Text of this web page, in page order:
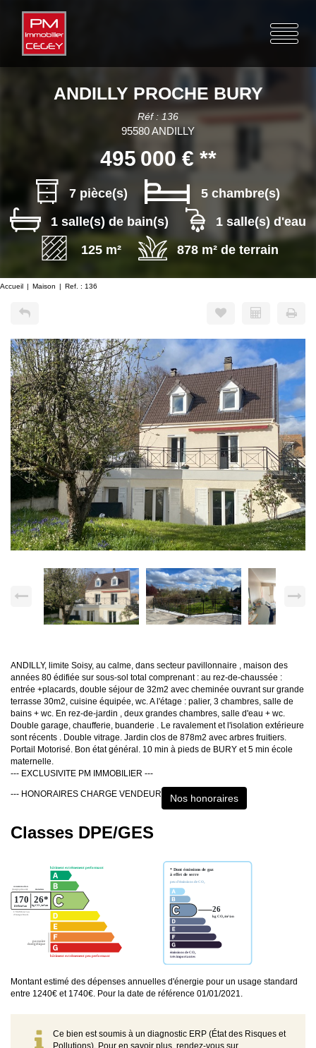
ANDILLY PROCHE BURY
Réf : 136
95580 ANDILLY
495 000 € **
7 pièce(s)
5 chambre(s)
1 salle(s) de bain(s)
1 salle(s) d'eau
125 m²
878 m² de terrain
Accueil Maison Ref. : 136
ANDILLY, limite Soisy, au calme, dans secteur pavillonnaire , maison des
années 80 édifiée sur sous-sol total comprenant : au rez-de-chaussée :
entrée +placards, double séjour de 32m2 avec cheminée ouvrant sur grande
terrasse 30m2, cuisine équipée, wc. A l'étage : palier, 3 chambres, salle de
bains + wc. En rez-de-jardin , deux grandes chambres, salle d'eau + wc.
Double garage, chaufferie, buanderie . Le ravalement et l'isolation extérieure
sont récents . Double vitrage. Jardin clos de 878m2 avec arbres fruitiers.
Portail Motorisé. Bon état général. 10 min à pieds de BURY et 5 min école
maternelle.
--- EXCLUSIVITE PM IMMOBILIER ---
--- HONORAIRES CHARGE VENDEUR Nos honoraires
Classes DPE/GES
Montant estimé des dépenses annuelles d'énergie pour un usage standard
entre 1240€ et 1740€. Pour la date de référence 01/01/2021.
Ce bien est soumis à un diagnostic ERP (État des Risques et